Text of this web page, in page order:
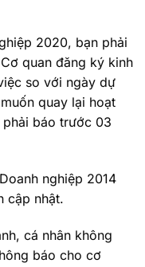
2020, bạn phải
quan đăng ký kinh
so với ngày dự
quay lại hoạt
báo trước 03
nghiệp 2014
cập nhật.
cá nhân không
báo cho cơ